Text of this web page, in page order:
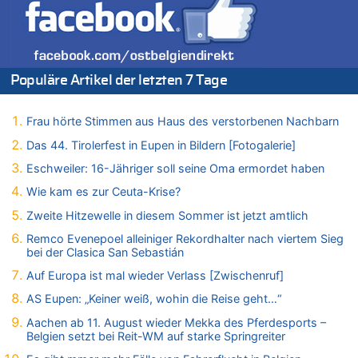
07.08.2026 - 16:38 von Joseph Meyer zu
Wasserstand des Rheins in NRW so niedrig wie noch nie
07.08.2026 - 16:29 von Dax zu
In Belgien missachten zwei von drei Autofahrern das
Tempolimit in 30er-Zonen – Untersuchung von Vias
In Belgien missachten zwei von drei Autofahrern das
Tempolimit in 30er-Zonen – Untersuchung von Vias
07.08.2026 - 15:56 von Eifel_er zu
Teufel vorgestellt: „Ist mir eine große Ehre“
07.08.2026 - 15:43 von Hausmeister zu
Wie kam es zur Ceuta-Krise?
07.08.2026 - 15:30 von Soso zu
Aachen ab 11. August wieder Mekka des Pferdesports –
Mark van Bommel offiziell als neuer Nationalcoach der Roten
Teufel vorgestellt: „Ist mir eine große Ehre“
Populäre Artikel der letzten 7 Tage
Frau hörte Stimmen aus Haus des verstorbenen Nachbarn
Das 44. Tirolerfest in Eupen in Bildern [Fotogalerie]
Eschweiler: 16-Jähriger soll seine Oma ermordet haben
Wie kam es zur Ceuta-Krise?
Zweite Hitzewelle in diesem Sommer ist jetzt amtlich
Remco Evenepoel alleiniger Rekordhalter nach viertem Sieg
bei der Clasica San Sebastián
Auf Europa ist mal wieder Verlass [Zwischenruf]
AS Eupen: „Keiner weiß, wohin die Reise geht…“
Aachen ab 11. August wieder Mekka des Pferdesports –
Belgien setzt bei Reit-WM auf starke Springreiter